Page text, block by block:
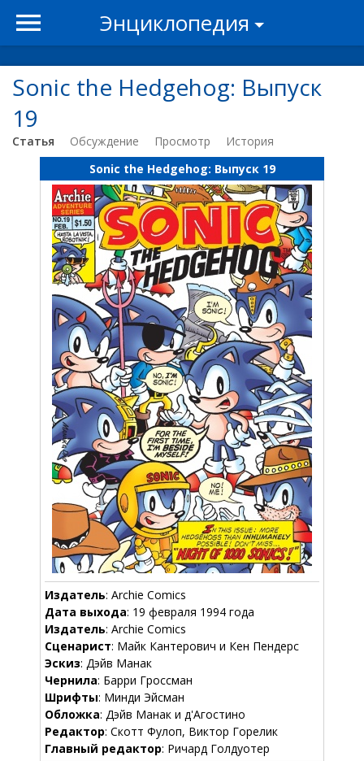
Энциклопедия
Sonic the Hedgehog: Выпуск
19
Статья Обсуждение Просмотр
История
Sonic the Hedgehog: Выпуск 19
Издатель: Archie Comics
Дата выхода: 19 февраля 1994 года
Издатель: Archie Comics
Сценарист: Майк Кантерович и Кен Пендерс
Эскиз: Дэйв Манак
Чернила: Барри Гроссман
Шрифты: Минди Эйсман
Обложка: Дэйв Манак и д'Aгостино
Редактор: Скотт Фулоп, Виктор Горелик
Главный редактор: Ричард Голдуотер